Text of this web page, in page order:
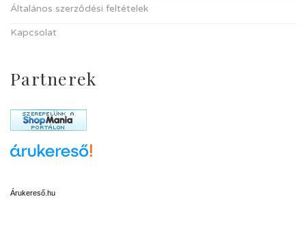
Általános szerződési feltételek
Kapcsolat
Partnerek
Árukereső.hu